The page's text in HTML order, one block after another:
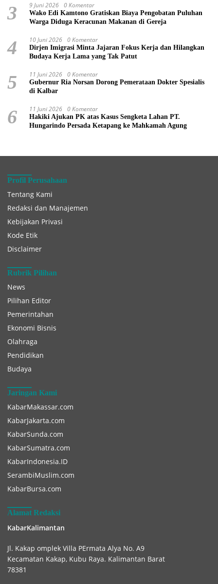
3 9 Juni 2026 0 Komentar
Wako Edi Kamtono Gratiskan Biaya Pengobatan Puluhan
Warga Diduga Keracunan Makanan di Gereja
4 10 Juni 2026 0 Komentar
Dirjen Imigrasi Minta Jajaran Fokus Kerja dan Hilangkan
Budaya Kerja Lama yang Tak Patut
5 11 Juni 2026 0 Komentar
Gubernur Ria Norsan Dorong Pemerataan Dokter Spesialis
di Kalbar
6 11 Juni 2026 0 Komentar
Hakiki Ajukan PK atas Kasus Sengketa Lahan PT.
Hungarindo Persada Ketapang ke Mahkamah Agung
Profil Perusahaan
Tentang Kami
Redaksi dan Manajemen
Kebijakan Privasi
Kode Etik
Disclaimer
Rubrik Pilihan
News
Pilihan Editor
Pemerintahan
Ekonomi Bisnis
Olahraga
Pendidikan
Budaya
Jaringan Kami
KabarMakassar.com
KabarJakarta.com
KabarSunda.com
KabarSumatra.com
KabarIndonesia.ID
SerambiMuslim.com
KabarBursa.com
Alamat Redaksi
KabarKalimantan
Jl. Kakap omplek Villa PErmata Alya No. A9
Kecamatan Kakap, Kubu Raya. Kalimantan Barat
78381